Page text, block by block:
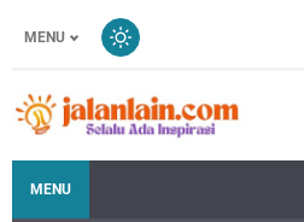
MENU
MENU